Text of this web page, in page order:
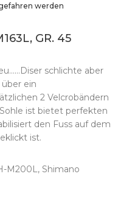
werden
GR. 45
schlichte aber
ein
2 Velcrobändern
ist bietet perfekten
den Fuss auf dem
ist.
M200L, Shimano